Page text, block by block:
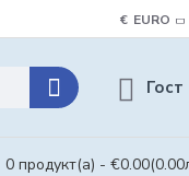
€ EURO
Гост
0 продукт(а) - €0.00